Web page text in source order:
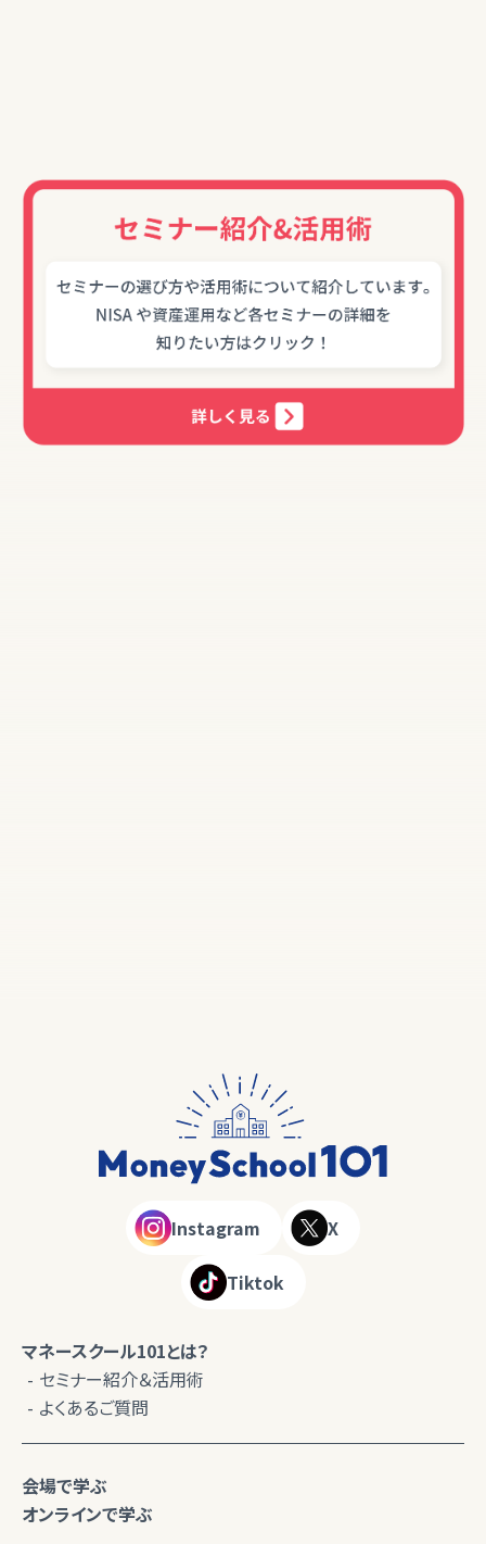
Instagram X
Tiktok
マネースクール101とは？
セミナー紹介＆活用術
よくあるご質問
会場で学ぶ
オンラインで学ぶ